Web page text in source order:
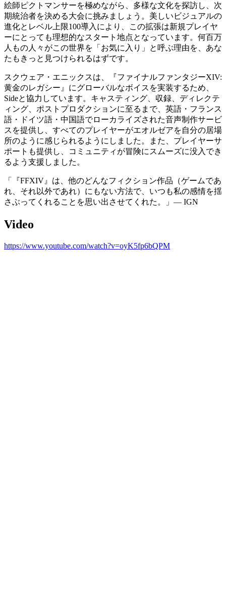
絵師ピクトマンサーを極めながら、多様な文化を探訪し、次
期統治者を決める大会に挑みましょう。美しいビジュアルの
進化とレベル上限100導入により、この拡張は新規プレイヤ
ーにとっても理想的なスタート地点となっています。何百万
人もの人々がこの世界を「お気に入り」と呼ぶ理由を、あな
たもきっと見つけられるはずです。
スクウェア・エニックスは、『ファイナルファンタジーXIV:
黄金のレガシー』にグローバルなボイスを実装するため、
Sideと協力しています。キャスティング、収録、ディレクテ
ィング、ポストプロダクションに至るまで、英語・フランス
語・ドイツ語・中国語でローカライズされた音声制作サービ
スを提供し、すべてのプレイヤーがエオルゼアを自分の居場
所のように感じられるようにしました。また、プレイヤーサ
ポートも提供し、コミュニティが冒険にスムーズに没入でき
るよう支援しました。
「『FFXIV』は、他のどんなフィクション作品（ゲームであ
れ、それ以外であれ）にもない方法で、いつも私の感情を揺
さぶってくれることを思い出させてくれた。」— IGN
Video
https://www.youtube.com/watch?v=oyK5fp6bQPM